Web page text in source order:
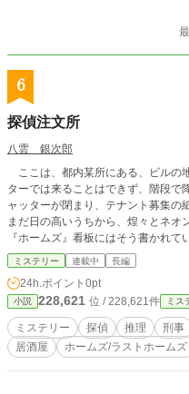
6
探偵注文所
八雲 銀次郎
ここは、都内某所にある、ビル
ターでは来ることはできず、階段
ャッターが閉まり、テナント募集
まだ日の高いうちから、煌々とネ
『ホームズ』看板にはそう書かれ
クなのか、はたまた喫茶店なのか
も… 扉を開けるそのときまで、真実は閉ざされ続ける。 次話公開時間：毎週
水・金曜日朝9:00 本職都合のため、
あります。 同時期連載中の
ミステリー 連載中 長編
24h.ポイント 0pt
小説 228,621 位 / 228,621件 ミス
ミステリー 探偵 推理 刑事
居酒屋
ホームズ/ラストホームズ